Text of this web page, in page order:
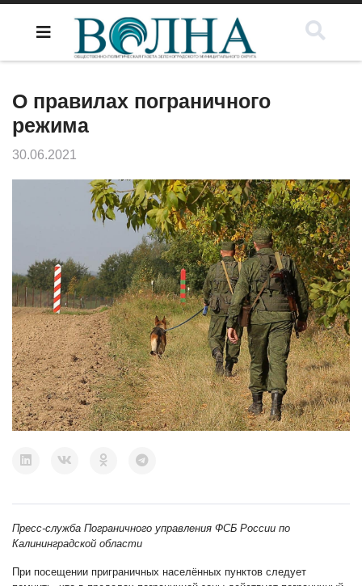
О правилах пограничного
режима
30.06.2021
Пресс-служба Пограничного управления ФСБ России по
Калининградской области
При посещении приграничных населённых пунктов следует